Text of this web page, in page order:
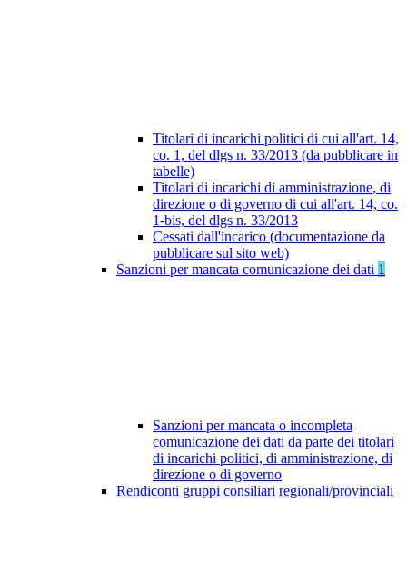
Titolari di incarichi politici di cui all'art. 14,
co. 1, del dlgs n. 33/2013 (da pubblicare in
tabelle)
Titolari di incarichi di amministrazione, di
direzione o di governo di cui all'art. 14, co.
1-bis, del dlgs n. 33/2013
Cessati dall'incarico (documentazione da
pubblicare sul sito web)
Sanzioni per mancata comunicazione dei dati 1
Sanzioni per mancata o incompleta
comunicazione dei dati da parte dei titolari
di incarichi politici, di amministrazione, di
direzione o di governo
Rendiconti gruppi consiliari regionali/provinciali